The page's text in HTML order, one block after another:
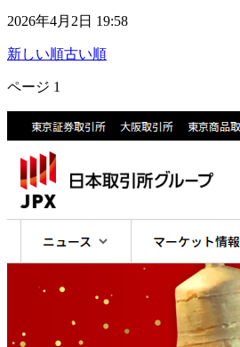
2026年4月2日 19:58
新しい順古い順
ページ 1